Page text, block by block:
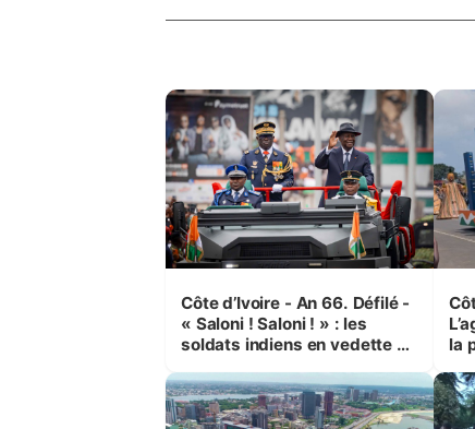
Côte d’Ivoire - An 66. Défilé -
« Saloni ! Saloni ! » : les
soldats indiens en vedette à
la